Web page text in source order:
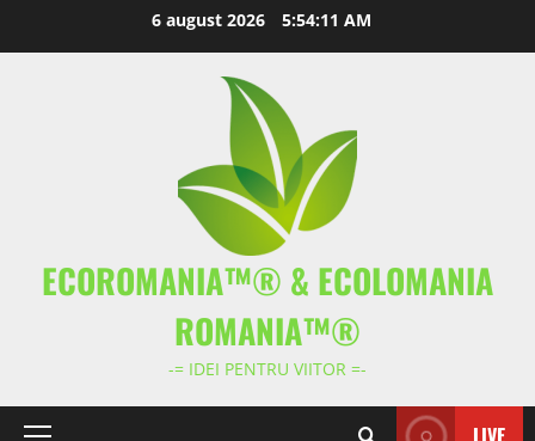
6 august 2026 5:54:11 AM
ECOROMANIA™® & ECOLOMANIA
ROMANIA™®
-= IDEI PENTRU VIITOR =-
LIVE